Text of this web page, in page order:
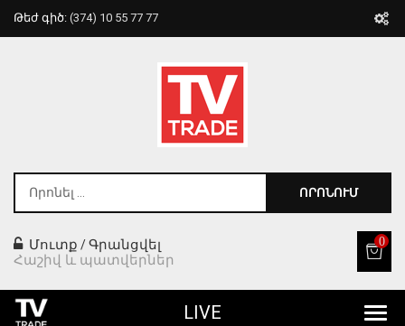
Թեժ գիծ: (374) 10 55 77 77
ՈՐՈՆՈՒՄ
Մուտք /Գրանցվել
Հաշիվ և պատվերներ
0
LIVE